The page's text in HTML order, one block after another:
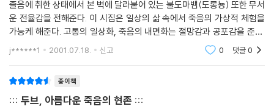
졸음에 취한 상태에서 본 벽에 달라붙어 있는 불도마뱀(도롱뇽) 또한 무서
운 전율감을 전해준다. 이 시집은 일상의 삶 속에서 죽음의 가상적 체험을
가능케 해준다. 고통의 일상화, 죽음의 내면화는 절망감과 공포감을 준다.
그러나, 동시에 이런 경험은 삶에 대한 애착을 불어넣어 주는 묘한 마력을
발휘한다.
j******1 2001.07.18. 신고 0 댓글0
종이책
::: 두브, 아름다운 죽음의 현존 :::